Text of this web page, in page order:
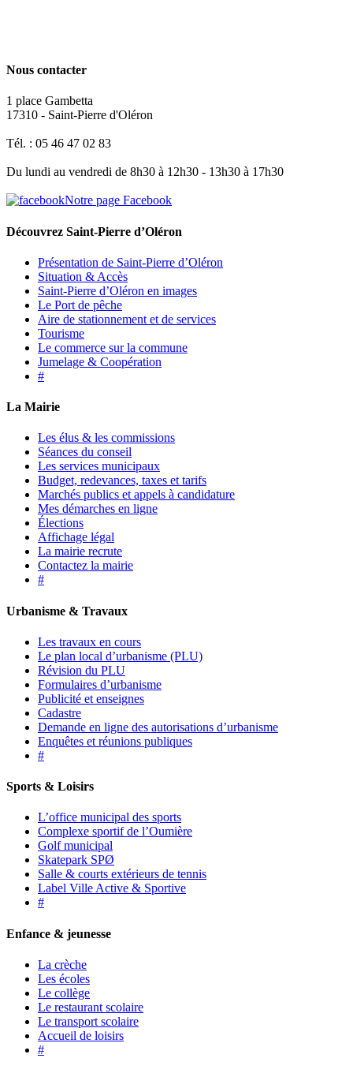
Nous contacter
1 place Gambetta
17310 - Saint-Pierre d'Oléron
Tél. : 05 46 47 02 83
Du lundi au vendredi de 8h30 à 12h30 - 13h30 à 17h30
Notre page Facebook
Découvrez Saint-Pierre d’Oléron
Présentation de Saint-Pierre d’Oléron
Situation & Accès
Saint-Pierre d’Oléron en images
Le Port de pêche
Aire de stationnement et de services
Tourisme
Le commerce sur la commune
Jumelage & Coopération
#
La Mairie
Les élus & les commissions
Séances du conseil
Les services municipaux
Budget, redevances, taxes et tarifs
Marchés publics et appels à candidature
Mes démarches en ligne
Élections
Affichage légal
La mairie recrute
Contactez la mairie
#
Urbanisme & Travaux
Les travaux en cours
Le plan local d’urbanisme (PLU)
Révision du PLU
Formulaires d’urbanisme
Publicité et enseignes
Cadastre
Demande en ligne des autorisations d’urbanisme
Enquêtes et réunions publiques
#
Sports & Loisirs
L’office municipal des sports
Complexe sportif de l’Oumière
Golf municipal
Skatepark SPØ
Salle & courts extérieurs de tennis
Label Ville Active & Sportive
#
Enfance & jeunesse
La crèche
Les écoles
Le collège
Le restaurant scolaire
Le transport scolaire
Accueil de loisirs
#